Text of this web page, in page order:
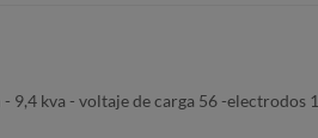
kva - voltaje de carga 56 -electrodos